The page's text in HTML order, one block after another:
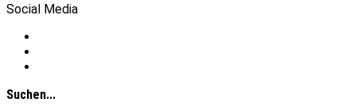
Social Media
Suchen...